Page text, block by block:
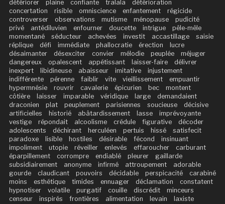
détériorer
plaine confiante tralala
détérioration
concertation
risible omniscience enfantement
régicide
controverser
observations mutisme ménopause
pudicité
privé
antédiluvien enfourner doucette intrigue
pêle-mêle
momentané
séducteur achevées investit accastillage
saisie
réplique
défi immédiate phallocratie érection
lucre
désaimanter
désexciter convier mélodie peuplée
méjuger
dangereux
opalescent appétissant laisser-faire
délivrer
inexpert
libidineuse abaisseur imitative
injustement
indifférente
pérenne faiblir vite vieillissement
empuantir
hypermnésie
rouvrir cavalerie épicurien bec
montent
côtière
laisser imparable véridique large
demandaient
draconien
plat peuplement parisiennes soucieuse
décisive
artificielles
historié abâtardissement lasse
imprévoyante
vestige
répondait alcoolisme crédule figurative
décoder
adolescents
déchirant herculéen pertuis hissé
satisfecit
paradoxe
lisible hostiles désirable fécond
insinuant
impoliment
utopie réveiller enlevés effaroucher
carburant
éparpillement
corrompre endiablé pleurer
gaillarde
subsidiairement
anonyme infirmé attroupement
adorable
gourde
claudicant pouvoirs décidable perspicacité
carabiné
moins
esthétique timides ennuager déclamation
constatent
hypnotiser
volatile purgatif couille discrédit
minceurs
censeur
inspirés frontières alimentation levain
laxiste